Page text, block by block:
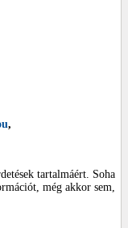
,
tartalmáért. Soha
még akkor sem,